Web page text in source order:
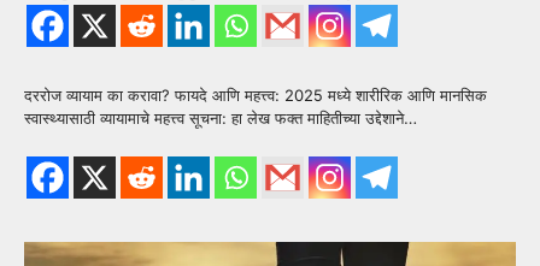
दररोज व्यायाम का करावा? फायदे आणि महत्त्व: 2025 मध्ये शारीरिक आणि मानसिक
स्वास्थ्यासाठी व्यायामाचे महत्त्व सूचना: हा लेख फक्त माहितीच्या उद्देशाने…